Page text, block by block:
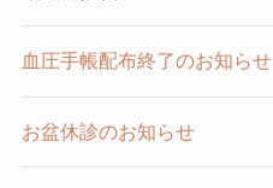
血圧手帳配布終了のお知らせ
お盆休診のお知らせ